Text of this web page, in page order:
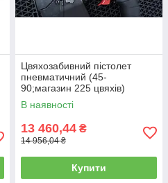
Цвяхозабивний пістолет
пневматичний (45-
90;магазин 225 цвяхів)
AEROPRO MCN90
В наявності
13 460,44 ₴
14 956,04 ₴
Купити